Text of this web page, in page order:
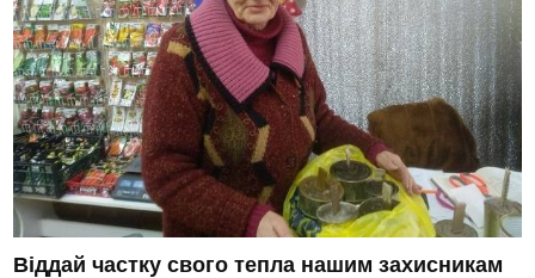
Віддай частку свого тепла нашим захисникам